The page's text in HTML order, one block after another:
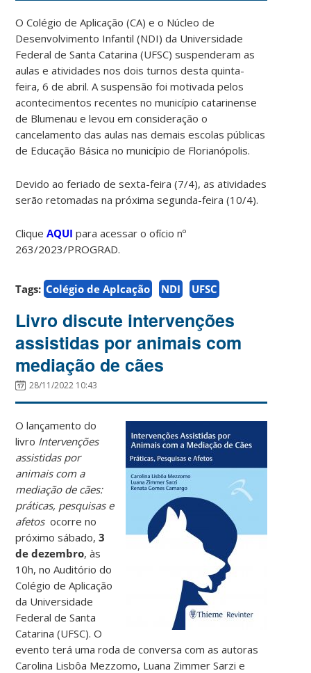
O Colégio de Aplicação (CA) e o Núcleo de
Desenvolvimento Infantil (NDI) da Universidade
Federal de Santa Catarina (UFSC) suspenderam as
aulas e atividades nos dois turnos desta quinta-
feira,6 de abril. A suspensão foi motivada pelos
acontecimentos recentes no município catarinense
de Blumenau e levou em consideração o
cancelamento das aulas nas demais escolas públicas
de Educação Básica no município de Florianópolis.
Devido ao feriado de sexta-feira (7/4), as atividades
serão retomadas na próxima segunda-feira (10/4).
CliqueAQUI para acessar o ofício nº
263/2023/PROGRAD.
Tags: Colégio de Aplcação NDI UFSC
Livro discute intervenções
assistidas por animais com
mediação de cães
28/11/2022 10:43
O lançamento do
livro Intervenções
assistidas por
animais com a
mediação de cães:
práticas, pesquisas e
afetosocorre no
próximo sábado,3
de dezembro, às
10h, no Auditório do
Colégio de Aplicação
da Universidade
Federal de Santa
Catarina (UFSC).O
evento terá uma roda de conversa com as autoras
Carolina Lisbôa Mezzomo, Luana Zimmer Sarzi e